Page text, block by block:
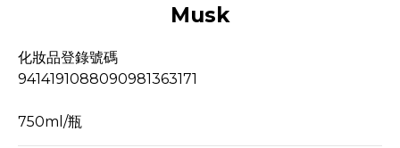
Musk
化妝品登錄號碼
9414191088090981363171
750ml/瓶